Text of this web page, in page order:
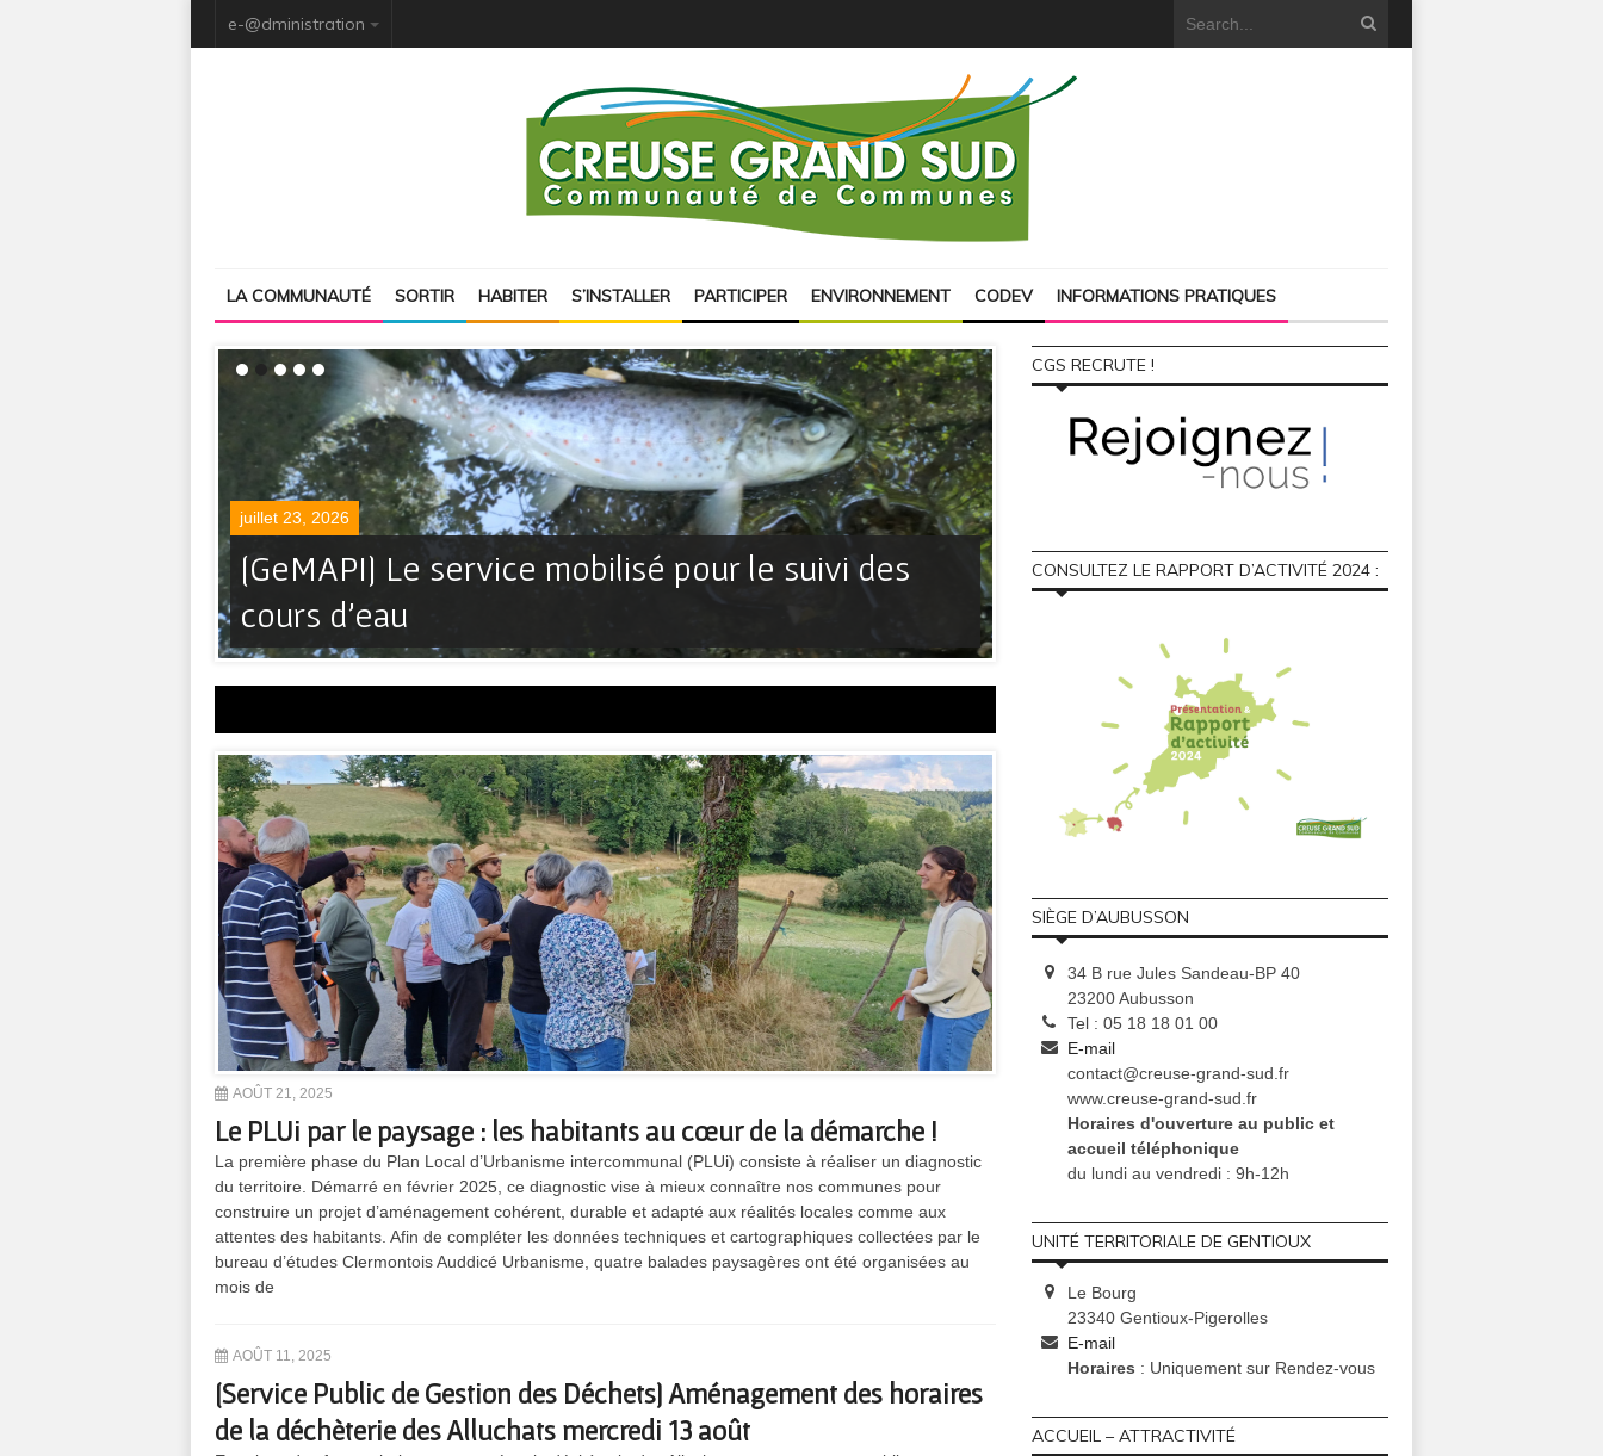
e-@dministration
LA COMMUNAUTÉ SORTIR HABITER S’INSTALLER PARTICIPER ENVIRONNEMENT CODEV INFORMATIONS PRATIQUES
juillet 23, 2026
[GeMAPI] Le service mobilisé pour le suivi des
cours d’eau
[GESTION DES DÉCHETS] Collecte
AOÛT 21, 2025
Le PLUi par le paysage : les habitants au cœur de la démarche !
La première phase du Plan Local d’Urbanisme intercommunal (PLUi) consiste à réaliser un diagnostic
du territoire. Démarré en février 2025, ce diagnostic vise à mieux connaître nos communes pour
construire un projet d’aménagement cohérent, durable et adapté aux réalités locales comme aux
attentes des habitants. Afin de compléter les données techniques et cartographiques collectées par le
bureau d’études Clermontois Auddicé Urbanisme, quatre balades paysagères ont été organisées au
mois de
AOÛT 11, 2025
[Service Public de Gestion des Déchets] Aménagement des horaires
de la déchèterie des Alluchats mercredi 13 août
CGS RECRUTE !
CONSULTEZ LE RAPPORT D’ACTIVITÉ 2024 :
SIÈGE D’AUBUSSON
34 B rue Jules Sandeau-BP 40
23200 Aubusson
Tel : 05 18 18 01 00
E-mail
contact@creuse-grand-sud.fr
www.creuse-grand-sud.fr
Horaires d'ouverture au public et
accueil téléphonique
du lundi au vendredi : 9h-12h
UNITÉ TERRITORIALE DE GENTIOUX
Le Bourg
23340 Gentioux-Pigerolles
E-mail
Horaires : Uniquement sur Rendez-vous
ACCUEIL – ATTRACTIVITÉ